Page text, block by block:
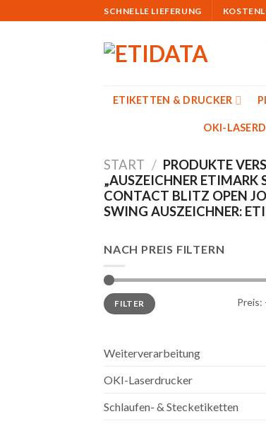
to
SCHNELLE LIEFERUNG
ETIKETTEN & DRUCKER
OKI-
START / PRODUKTE
„AUSZEICHNER ETIMARK
CONTACT BLITZ OPEN
SWING AUSZEICHNER:
NACH PREIS FILTERN
Min.
Preis
Max.
PreisFILTER Preis:
Weiterverarbeitung
OKI-Laserdrucker
Schlaufen- & Stecketiketten